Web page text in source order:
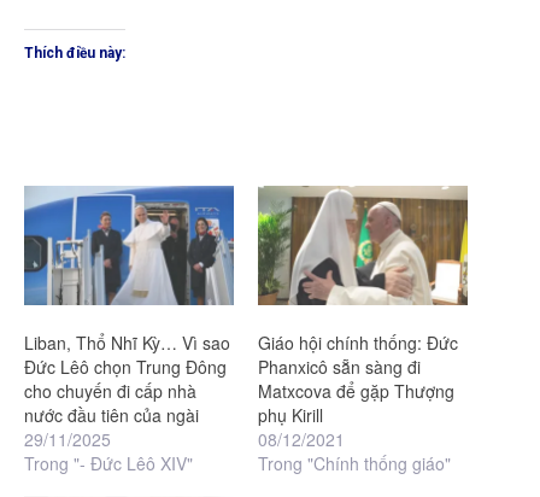
Thích điều này:
Liban, Thổ Nhĩ Kỳ… Vì sao
Đức Lêô chọn Trung Đông
cho chuyến đi cấp nhà
nước đầu tiên của ngài
29/11/2025
Trong "- Đức Lêô XIV"
Giáo hội chính thống: Đức
Phanxicô sẵn sàng đi
Matxcova để gặp Thượng
phụ Kirill
08/12/2021
Trong "Chính thống giáo"